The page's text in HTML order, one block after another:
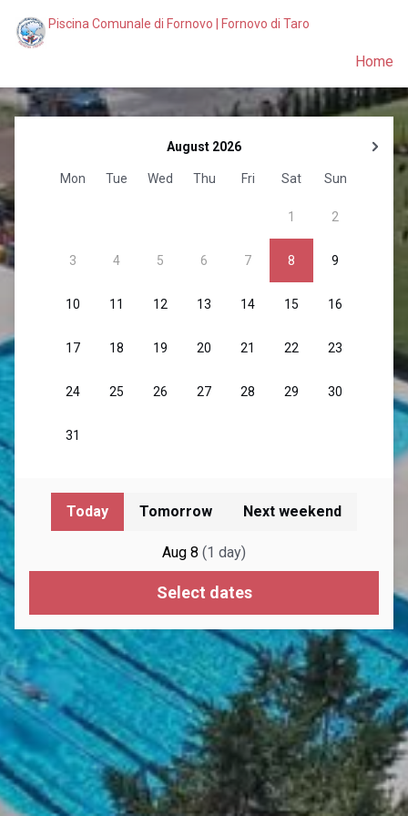
Piscina Comunale di Fornovo | Fornovo di Taro
Home
Today Tomorrow Next weekend
Aug 8 (1 day)
Select dates